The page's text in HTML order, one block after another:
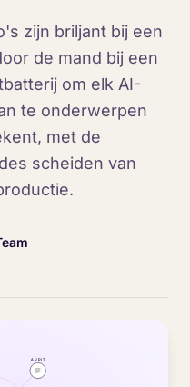
zijn briljant bij een
de mand bij een
om elk AI-
te onderwerpen
met de
scheiden van